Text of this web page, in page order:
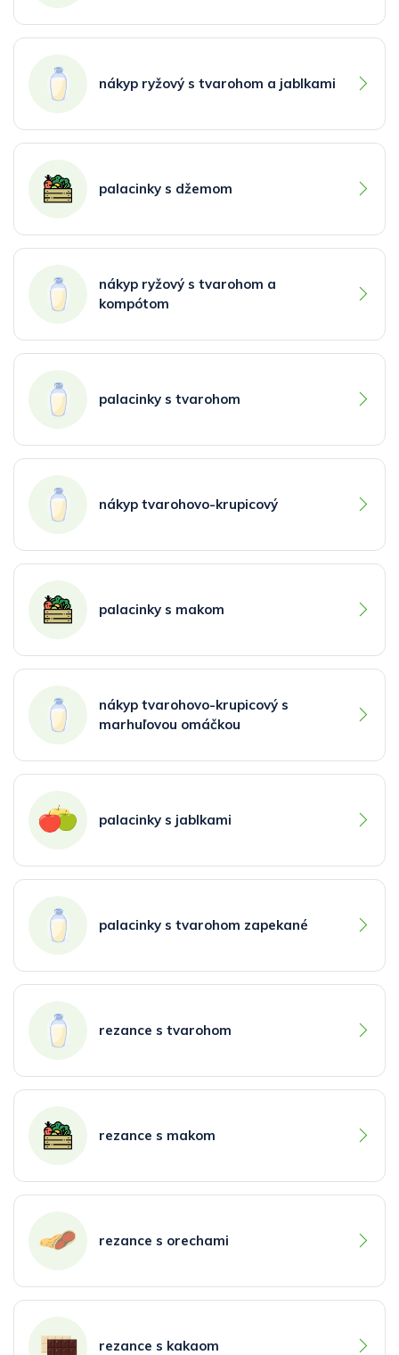
nákyp ryžový s tvarohom a jablkami
palacinky s džemom
nákyp ryžový s tvarohom a
kompótom
palacinky s tvarohom
nákyp tvarohovo-krupicový
palacinky s makom
nákyp tvarohovo-krupicový s
marhuľovou omáčkou
palacinky s jablkami
palacinky s tvarohom zapekané
rezance s tvarohom
rezance s makom
rezance s orechami
rezance s kakaom